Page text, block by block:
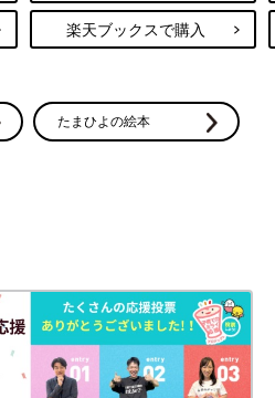
楽天ブックスで購入
たまひよの絵本